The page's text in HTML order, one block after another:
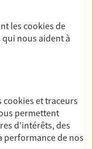
Epargne et
lescookiesde
qui nous aident à
cookies et traceurs
permettent
d'intérêts, des
performance de nos